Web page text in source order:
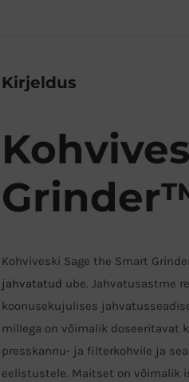
Kirjeldus
Kohviveski Sage the Smart
jahvatatud ube. Jahvatusastme
koonusekujulises
millega on võimalik doseeritavat
presskannu- ja filterkohvile ja
eelistustele. Maitset on võimalik